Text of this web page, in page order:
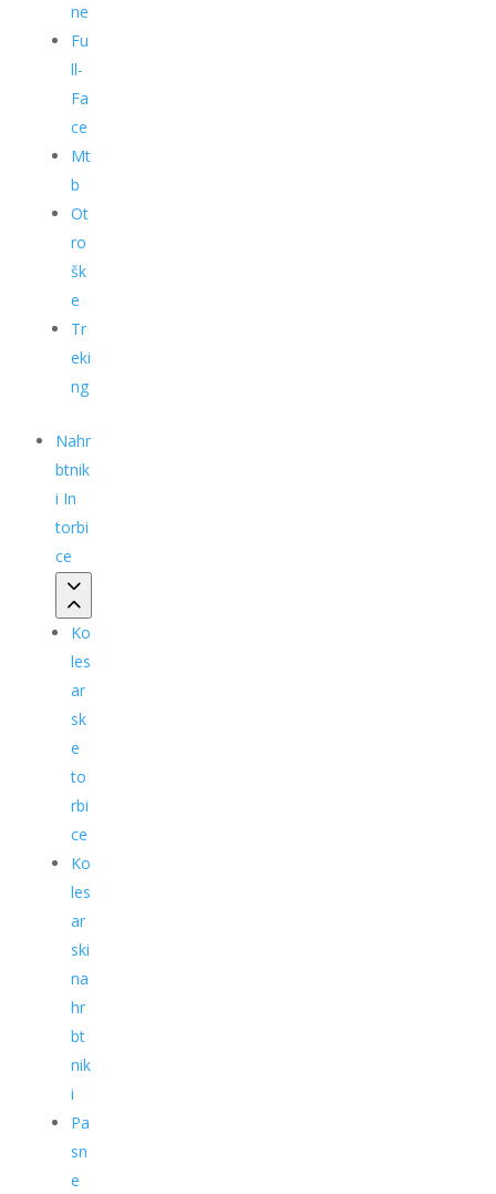
ne
Fu
ll-
Fa
ce
Mt
b
Ot
ro
šk
e
Tr
eki
ng
Nahr
btnik
i In
torbi
ce
Ko
les
ar
sk
e
to
rbi
ce
Ko
les
ar
ski
na
hr
bt
nik
i
Pa
sn
e